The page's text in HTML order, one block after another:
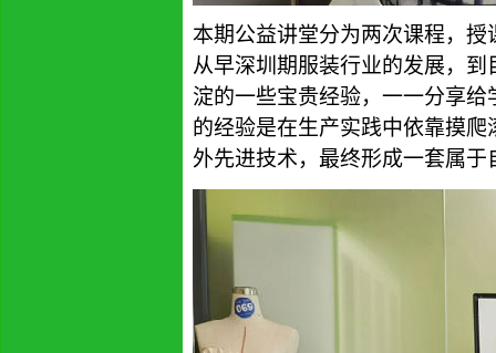
本期公益讲堂分为两次课程， 授
从早深圳期服装行业的发展，
淀的一些宝贵经验，一一分享给
的经验是在生产实践中依靠摸
外先进技术，最终形成一套属于